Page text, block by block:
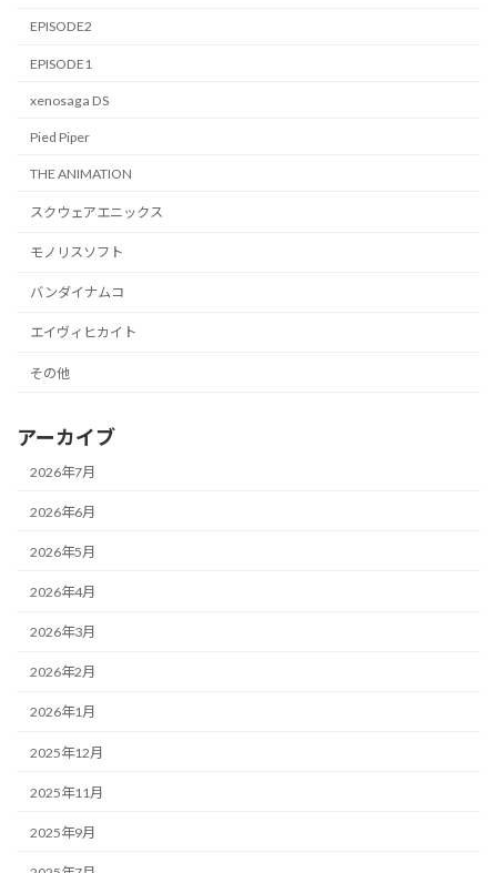
EPISODE2
EPISODE1
xenosaga DS
Pied Piper
THE ANIMATION
スクウェアエニックス
モノリスソフト
バンダイナムコ
エイヴィヒカイト
その他
アーカイブ
2026年7月
2026年6月
2026年5月
2026年4月
2026年3月
2026年2月
2026年1月
2025年12月
2025年11月
2025年9月